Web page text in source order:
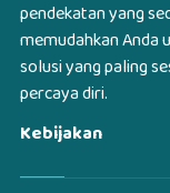
pendekatan yang
memudahkan Anda
solusi yang paling
percaya diri.
Kebijakan